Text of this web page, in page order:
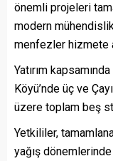
önemli projeleri
modern
menfezler hizmete
Yatırım
Köyü’nde üç ve
üzere toplam beş
Yetkililer,
yağış